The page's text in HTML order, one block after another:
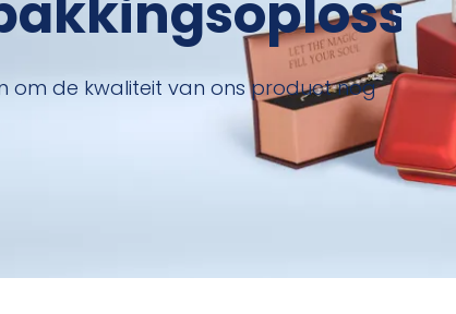
om de kwaliteit van ons product nog